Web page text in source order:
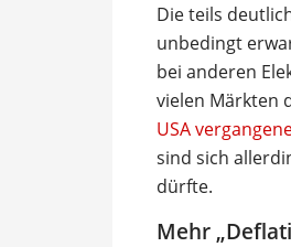
Die teils
unbedingt
bei anderen
vielen Märkten
USA
sind sich
dürfte.
Mehr